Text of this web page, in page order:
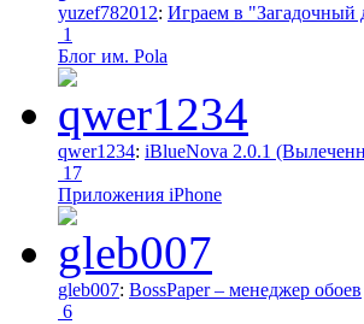
yuzef782012: Играем в "Загадочный
1
Блог им. Pola
qwer1234: iBlueNova 2.0.1
17
Приложения iPhone
gleb007: BossPaper – менеджер обоев
6